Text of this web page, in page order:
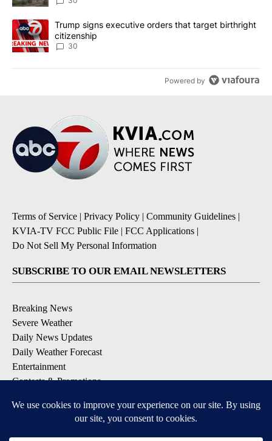
A trending article titled "Trump signs executive orders that
Trump signs executive orders that target birthright
citizenship
30
Powered by
Terms of Service | Privacy Policy | Community Guidelines |
KVIA-TV FCC Public File | FCC Applications |
Do Not Sell My Personal Information
SUBSCRIBE TO OUR EMAIL NEWSLETTERS
Breaking News
Severe Weather
Daily News Updates
Daily Weather Forecast
Entertainment
Contests & Promotions
DOWNLOAD OUR APPS